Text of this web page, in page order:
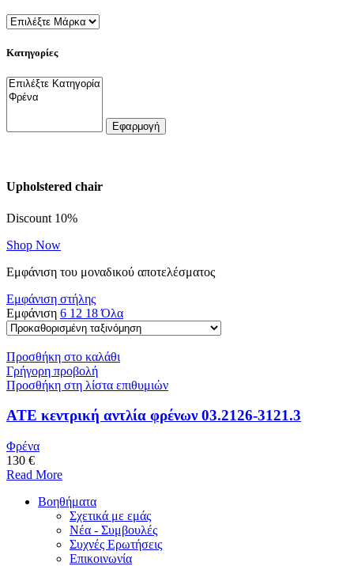
Κατηγορίες
Εφαρμογή
Upholstered chair
Discount 10%
Shop Now
Εμφάνιση του μοναδικού αποτελέσματος
Εμφάνιση στήλης
Εμφάνιση 6 12 18Όλα
Προσθήκη στο καλάθι
Γρήγορη προβολή
Προσθήκη στη λίστα επιθυμιών
ATE κεντρική αντλία φρένων 03.2126-3121.3
Φρένα
130 €
Read More
Βοηθήματα
Σχετικά με εμάς
Νέα - Συμβουλές
Συχνές Ερωτήσεις
Επικοινωνία